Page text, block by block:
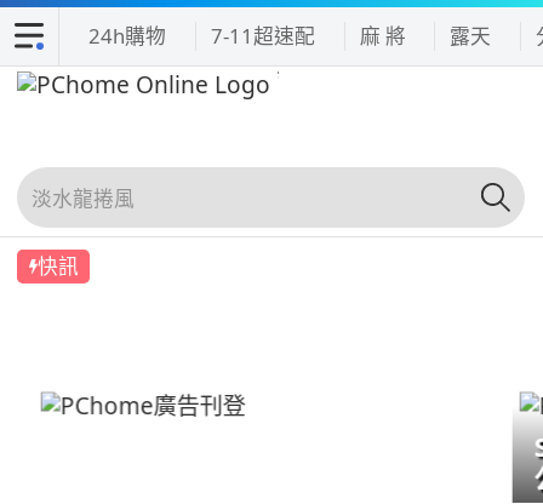
24h購物 7-11超速配 麻 將 露天
快訊